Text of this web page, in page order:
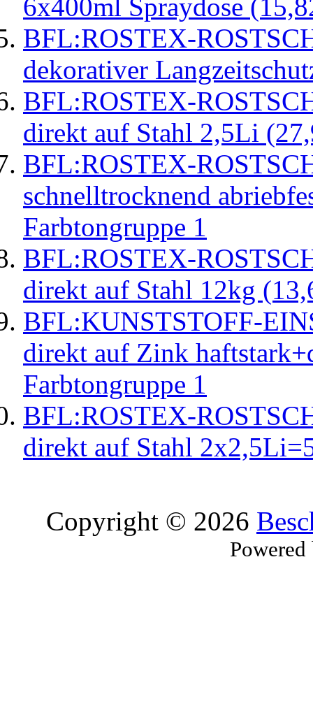
6x400ml Spraydose
BFL:ROSTEX-
dekorativer
BFL:ROSTEX-
direkt auf Stahl 2,5Li
BFL:ROSTEX-
schnelltrocknend
Farbtongruppe 1
BFL:ROSTEX-
direkt auf Stahl 12kg
BFL:KUNSTSTOFF-
direkt auf Zink
Farbtongruppe 1
BFL:ROSTEX-
direkt auf Stahl
Copyright © 2026